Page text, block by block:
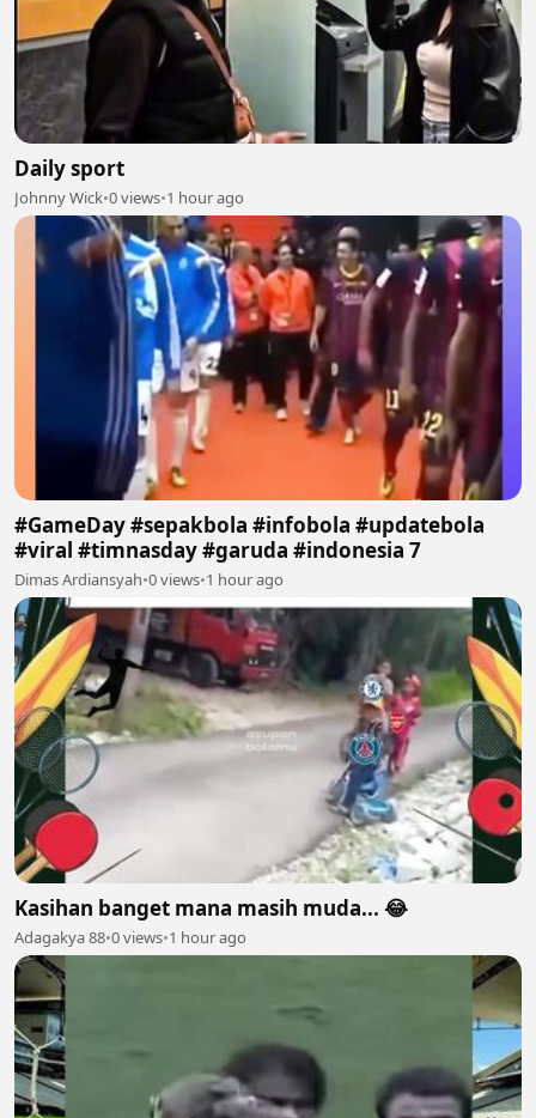
Daily sport
Johnny Wick•0 views•1 hour ago
#GameDay #sepakbola #infobola #updatebola
#viral #timnasday #garuda #indonesia 7
Dimas Ardiansyah•0 views•1 hour ago
Kasihan banget mana masih muda... 😂
Adagakya 88•0 views•1 hour ago